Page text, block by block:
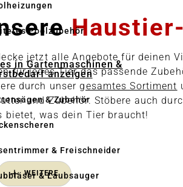
Poolzubehör
in Gartenmaschinen &
anzeigen
& Zubehör
& Freischneider
& Laubsauger
jetzt alle Angebote für deinen
für jedes Tier das passende
durch unsergesamtes Sortiment
und Zubehör. Stöbere auch
bietet, was dein Tier braucht!
WEITERE